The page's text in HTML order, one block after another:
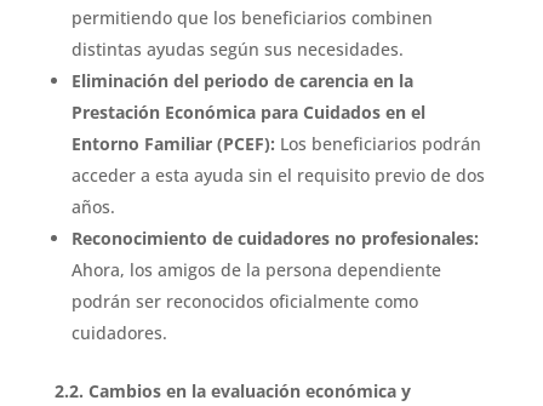
permitiendo que los beneficiarios combinen
distintas ayudas según sus necesidades.
Eliminación del periodo de carencia en la
Prestación Económica para Cuidados en el
Entorno Familiar (PCEF): Los beneficiarios podrán
acceder a esta ayuda sin el requisito previo de dos
años.
Reconocimiento de cuidadores no profesionales:
Ahora, los amigos de la persona dependiente
podrán ser reconocidos oficialmente como
cuidadores.
2.2. Cambios en la evaluación económica y